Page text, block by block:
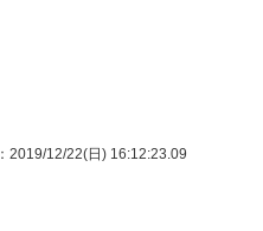
：2019/12/22(日) 16:12:23.09